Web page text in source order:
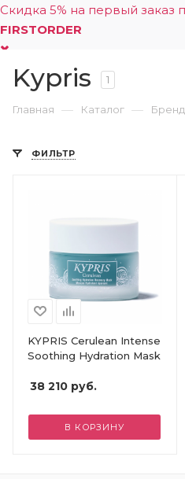
Скидка 5% на первый заказ
FIRSTORDER
Kypris 1
Главная — Каталог —
ФИЛЬТР
KYPRIS Cerulean Intense
Soothing Hydration Mask
38 210 руб.
В КОРЗИНУ